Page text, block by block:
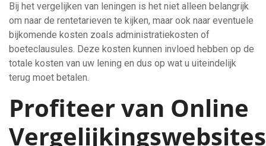
Bij het vergelijken van leningen is het niet alleen belangrijk
om naar de rentetarieven te kijken, maar ook naar eventuele
bijkomende kosten zoals administratiekosten of
boeteclausules. Deze kosten kunnen invloed hebben op de
totale kosten van uw lening en dus op wat u uiteindelijk
terug moet betalen.
Profiteer van Online
Vergelijkingswebsites